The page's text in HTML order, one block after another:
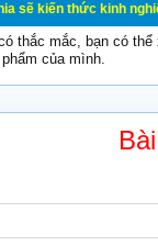
kinh nghiệm
thắc mắc, bạn có
của mình.